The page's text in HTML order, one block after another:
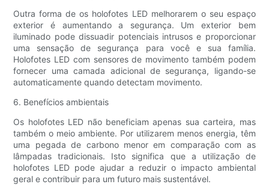
Outra forma de os holofotes LED melhorarem o seu espaço
exterior é aumentando a segurança. Um exterior bem
iluminado pode dissuadir potenciais intrusos e proporcionar
uma sensação de segurança para você e sua família.
Holofotes LED com sensores de movimento também podem
fornecer uma camada adicional de segurança, ligando-se
automaticamente quando detectam movimento.
6. Benefícios ambientais
Os holofotes LED não beneficiam apenas sua carteira, mas
também o meio ambiente. Por utilizarem menos energia, têm
uma pegada de carbono menor em comparação com as
lâmpadas tradicionais. Isto significa que a utilização de
holofotes LED pode ajudar a reduzir o impacto ambiental
geral e contribuir para um futuro mais sustentável.